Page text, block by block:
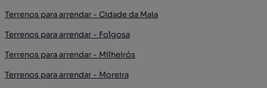
Terrenos para arrendar - Cidade da Maia
Terrenos para arrendar - Folgosa
Terrenos para arrendar - Milheirós
Terrenos para arrendar - Moreira